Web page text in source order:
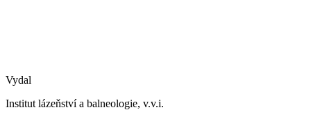
Vydal
Institut lázeňství a balneologie, v.v.i.